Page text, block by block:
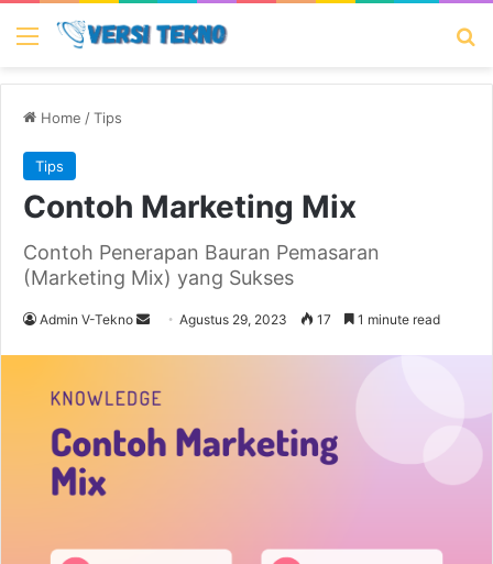
Menu
Home /Tips
Tips
Contoh Marketing Mix
Contoh Penerapan Bauran Pemasaran
(Marketing Mix) yang Sukses
Admin V-Tekno
SendAgustus 29, 2023 17 1 minute read